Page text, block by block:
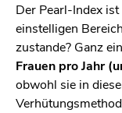
Der Pearl-Index
einstelligen
zustande? Ganz
Frauen pro Jahr
obwohl sie in